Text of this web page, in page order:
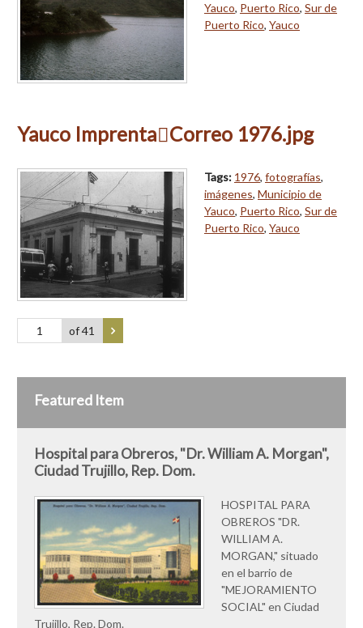
Yauco, Puerto Rico, Sur de
Puerto Rico, Yauco
Yauco ImprentaCorreo 1976.jpg
Tags: 1976, fotografías,
imágenes, Municipio de
Yauco, Puerto Rico, Sur de
Puerto Rico, Yauco
of 41
Featured Item
Hospital para Obreros, "Dr. William A. Morgan",
Ciudad Trujillo, Rep. Dom.
HOSPITAL PARA
OBREROS "DR.
WILLIAM A.
MORGAN," situado
en el barrio de
"MEJORAMIENTO
SOCIAL" en Ciudad
Trujillo, Rep. Dom.